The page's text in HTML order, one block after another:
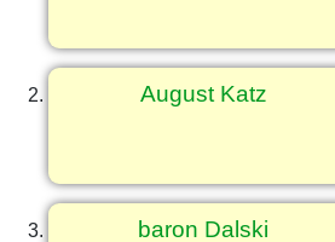
August Katz
baron Dalski